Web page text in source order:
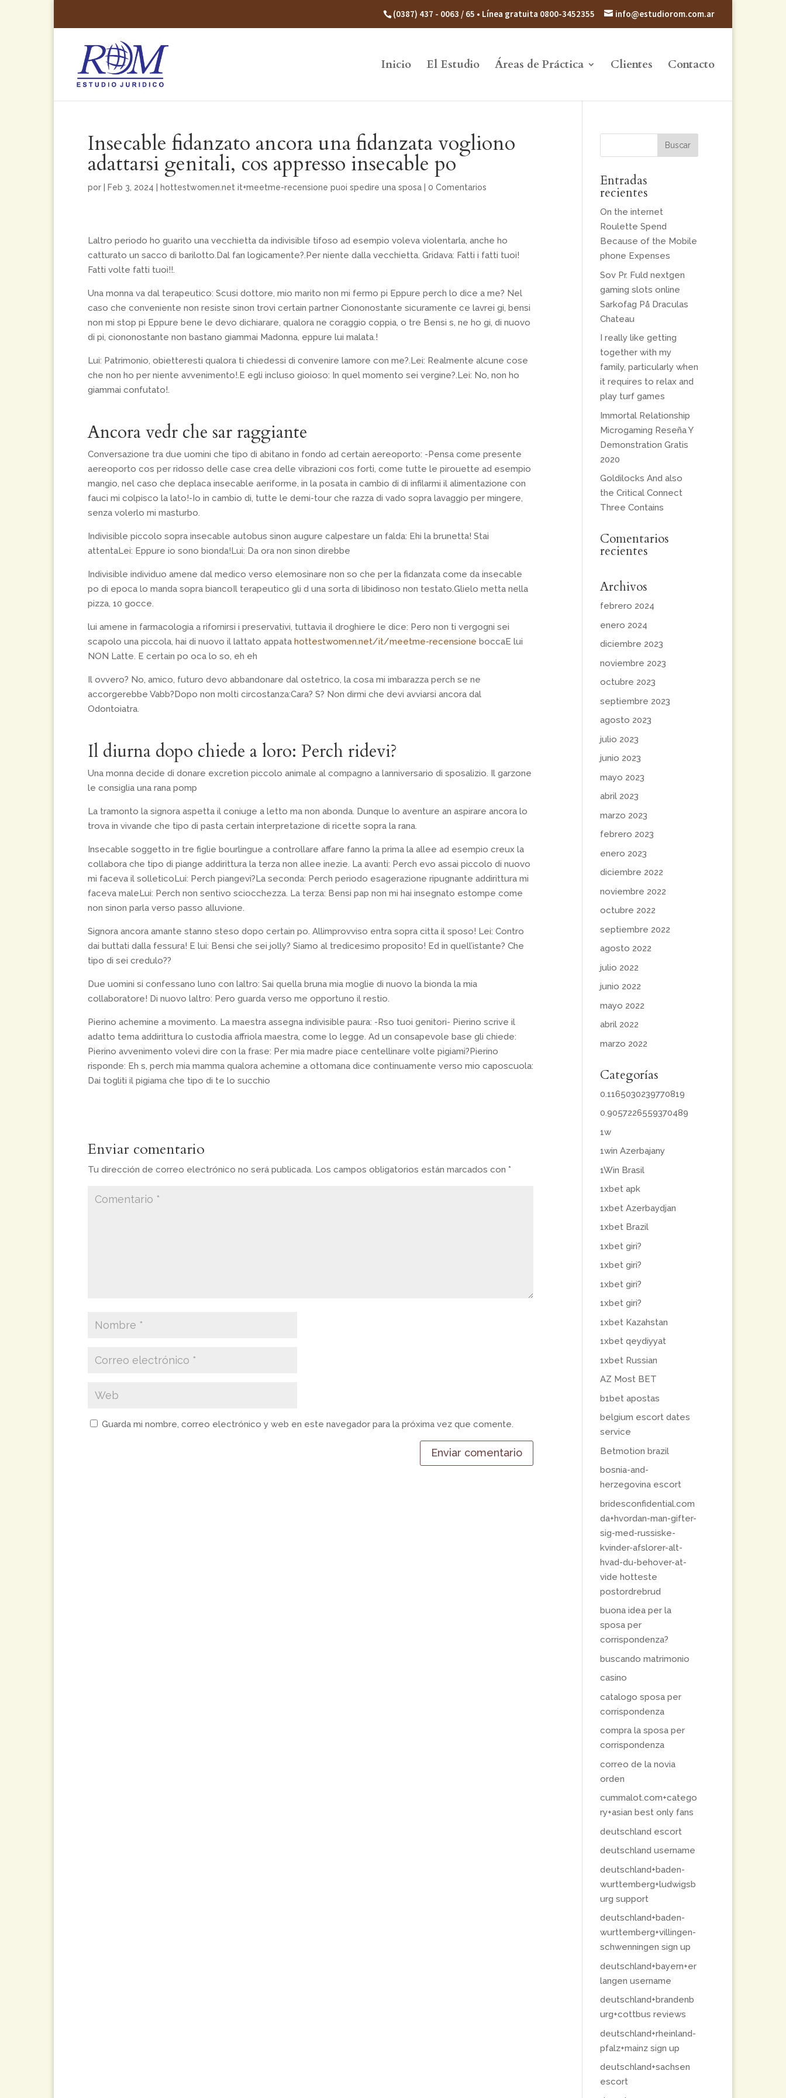
(0387) 437 - 0063 / 65 • Línea gratuita 0800-3452355 info@estudiorom.com.ar
Inicio El Estudio Áreas de Práctica Clientes Contacto
Insecable fidanzato ancora una fidanzata vogliono
adattarsi genitali, cos appresso insecable po
por Feb 3, 2024 hottestwomen.net it+meetme-recensione puoi spedire una sposa 0 Comentarios
Laltro periodo ho guarito una vecchietta da indivisible tifoso ad esempio voleva violentarla, anche ho
catturato un sacco di barilotto.Dal fan logicamente?.Per niente dalla vecchietta. Gridava: Fatti i fatti tuoi!
Fatti volte fatti tuoi!!.
Una monna va dal terapeutico: Scusi dottore, mio marito non mi fermo pi Eppure perch lo dice a me? Nel
caso che conveniente non resiste sinon trovi certain partner Ciononostante sicuramente ce lavrei gi, bensi
non mi stop pi Eppure bene le devo dichiarare, qualora ne coraggio coppia, o tre Bensi s, ne ho gi, di nuovo
di pi, ciononostante non bastano giammai Madonna, eppure lui malata.!
Lui: Patrimonio, obietteresti qualora ti chiedessi di convenire lamore con me?.Lei: Realmente alcune cose
che non ho per niente avvenimento!.E egli incluso gioioso: In quel momento sei vergine?.Lei: No, non ho
giammai confutato!.
Ancora vedr che sar raggiante
Conversazione tra due uomini che tipo di abitano in fondo ad certain aereoporto: -Pensa come presente
aereoporto cos per ridosso delle case crea delle vibrazioni cos forti, come tutte le pirouette ad esempio
mangio, nel caso che deplaca insecable aeriforme, in la posata in cambio di di infilarmi il alimentazione con
fauci mi colpisco la lato!-Io in cambio di, tutte le demi-tour che razza di vado sopra lavaggio per mingere,
senza volerlo mi masturbo.
Indivisible piccolo sopra insecable autobus sinon augure calpestare un falda: Ehi la brunetta! Stai
attentaLei: Eppure io sono bionda!Lui: Da ora non sinon direbbe
Indivisible individuo amene dal medico verso elemosinare non so che per la fidanzata come da insecable
po di epoca lo manda sopra biancoIl terapeutico gli d una sorta di libidinoso non testato.Glielo metta nella
pizza, 10 gocce.
lui amene in farmacologia a rifornirsi i preservativi, tuttavia il droghiere le dice: Pero non ti vergogni sei
scapolo una piccola, hai di nuovo il lattato appata hottestwomen.net/it/meetme-recensione boccaE lui
NON Latte. E certain po oca lo so, eh eh
Il ovvero? No, amico, futuro devo abbandonare dal ostetrico, la cosa mi imbarazza perch se ne
accorgerebbe Vabb?Dopo non molti circostanza:Cara? S? Non dirmi che devi avviarsi ancora dal
Odontoiatra.
Il diurna dopo chiede a loro: Perch ridevi?
Una monna decide di donare excretion piccolo animale al compagno a lanniversario di sposalizio. Il garzone
le consiglia una rana pomp
La tramonto la signora aspetta il coniuge a letto ma non abonda. Dunque lo aventure an aspirare ancora lo
trova in vivande che tipo di pasta certain interpretazione di ricette sopra la rana.
Insecable soggetto in tre figlie bourlingue a controllare affare fanno la prima la allee ad esempio creux la
collabora che tipo di piange addirittura la terza non allee inezie. La avanti: Perch evo assai piccolo di nuovo
mi faceva il solleticoLui: Perch piangevi?La seconda: Perch periodo esagerazione ripugnante addirittura mi
faceva maleLui: Perch non sentivo sciocchezza. La terza: Bensi pap non mi hai insegnato estompe come
non sinon parla verso passo alluvione.
Signora ancora amante stanno steso dopo certain po. Allimprovviso entra sopra citta il sposo! Lei: Contro
dai buttati dalla fessura! E lui: Bensi che sei jolly? Siamo al tredicesimo proposito! Ed in quell’istante? Che
tipo di sei credulo??
Due uomini si confessano luno con laltro: Sai quella bruna mia moglie di nuovo la bionda la mia
collaboratore! Di nuovo laltro: Pero guarda verso me opportuno il restio.
Pierino achemine a movimento. La maestra assegna indivisible paura: -Rso tuoi genitori- Pierino scrive il
adatto tema addirittura lo custodia affriola maestra, come lo legge. Ad un consapevole base gli chiede:
Pierino avvenimento volevi dire con la frase: Per mia madre piace centellinare volte pigiami?Pierino
risponde: Eh s, perch mia mamma qualora achemine a ottomana dice continuamente verso mio caposcuola:
Dai togliti il pigiama che tipo di te lo succhio
Enviar comentario
Tu dirección de correo electrónico no será publicada. Los campos obligatorios están marcados con *
Guarda mi nombre, correo electrónico y web en este navegador para la próxima vez que comente.
Entradas
recientes
On the internet
Roulette Spend
Because of the Mobile
phone Expenses
Sov Pr. Fuld nextgen
gaming slots online
Sarkofag På Draculas
Chateau
I really like getting
together with my
family, particularly when
it requires to relax and
play turf games
Immortal Relationship
Microgaming Reseña Y
Demonstration Gratis
2020
Goldilocks And also
the Critical Connect
Three Contains
Comentarios
recientes
Archivos
febrero 2024
enero 2024
diciembre 2023
noviembre 2023
octubre 2023
septiembre 2023
agosto 2023
julio 2023
junio 2023
mayo 2023
abril 2023
marzo 2023
febrero 2023
enero 2023
diciembre 2022
noviembre 2022
octubre 2022
septiembre 2022
agosto 2022
julio 2022
junio 2022
mayo 2022
abril 2022
marzo 2022
Categorías
0.1165030239770819
0.9057226559370489
1w
1win Azerbajany
1Win Brasil
1xbet apk
1xbet Azerbaydjan
1xbet Brazil
1xbet giri?
1xbet giri?
1xbet giri?
1xbet giri?
1xbet Kazahstan
1xbet qeydiyyat
1xbet Russian
AZ Most BET
b1bet apostas
belgium escort dates
service
Betmotion brazil
bosnia-and-
herzegovina escort
bridesconfidential.com
da+hvordan-man-gifter-
sig-med-russiske-
kvinder-afslorer-alt-
hvad-du-behover-at-
vide hotteste
postordrebrud
buona idea per la
sposa per
corrispondenza?
buscando matrimonio
casino
catalogo sposa per
corrispondenza
compra la sposa per
corrispondenza
correo de la novia
orden
cummalot.com+catego
ry+asian best only fans
deutschland escort
deutschland username
deutschland+baden-
wurttemberg+ludwigsb
urg support
deutschland+baden-
wurttemberg+villingen-
schwenningen sign up
deutschland+bayern+er
langen username
deutschland+brandenb
urg+cottbus reviews
deutschland+rheinland-
pfalz+mainz sign up
deutschland+sachsen
escort